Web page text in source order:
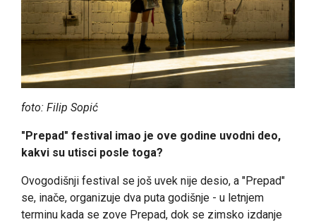
foto: Filip Sopić
"Prepad" festival imao je ove godine uvodni deo,
kakvi su utisci posle toga?
Ovogodišnji festival se još uvek nije desio, a "Prepad"
se, inače, organizuje dva puta godišnje - u letnjem
terminu kada se zove Prepad, dok se zimsko izdanje